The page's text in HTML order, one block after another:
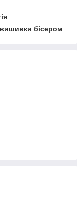
бісером